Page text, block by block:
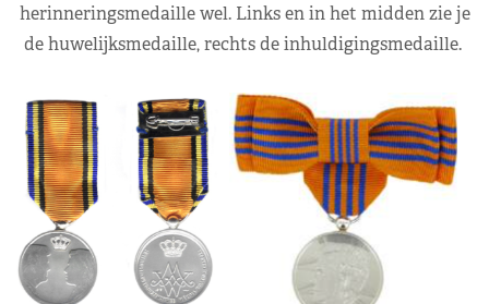
herinneringsmedaille wel. Links en in het midden zie je
de huwelijksmedaille, rechts de inhuldigingsmedaille.